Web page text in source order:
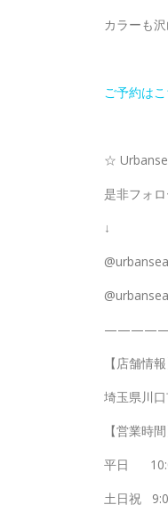
カラーも
ご予約は
☆
是非フォ
↓
【店舗情報
埼玉県川
【営業時間
平日
土日祝